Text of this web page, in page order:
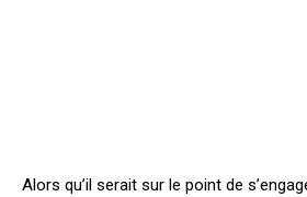
Alors qu’il serait sur le point de